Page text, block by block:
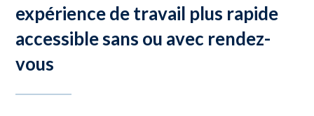
expérience de travail plus rapide
accessible sans ou avec rendez-
vous